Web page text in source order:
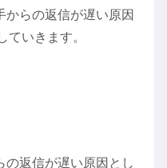
からの返信が遅い原因
ていきます。
の返信が遅い原因とし